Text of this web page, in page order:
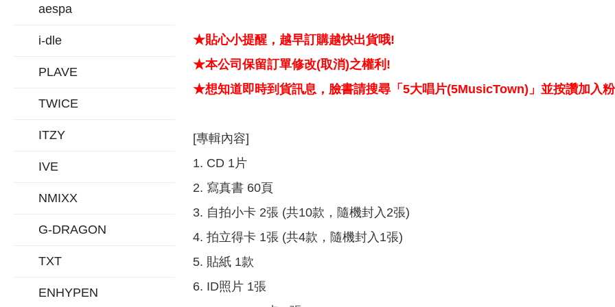
aespa
i-dle
PLAVE
TWICE
ITZY
IVE
NMIXX
G-DRAGON
TXT
ENHYPEN
★貼心小提醒，越早訂購越快出貨哦!
★本公司保留訂單修改(取消)之權利!
★想知道即時到貨訊息，臉書請搜尋「5大唱片(5MusicTown)」並按讚加入
[專輯內容]
1. CD 1片
2. 寫真書 60頁
3. 自拍小卡 2張 (共10款，隨機封入2張)
4. 拍立得卡 1張 (共4款，隨機封入1張)
5. 貼紙 1款
6. ID照片 1張